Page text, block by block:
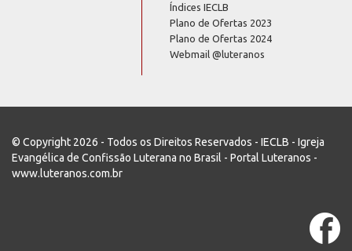
Índices IECLB
Plano de Ofertas 2023
Plano de Ofertas 2024
Webmail @luteranos
© Copyright 2026 - Todos os Direitos Reservados - IECLB - Igreja
Evangélica de Confissão Luterana no Brasil - Portal Luteranos -
www.luteranos.com.br